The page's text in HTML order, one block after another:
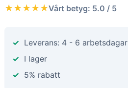
★★★★★Vårt betyg: 5.0 / 5
Leverans: 4 - 6 arbetsdagar
I lager
5% rabatt